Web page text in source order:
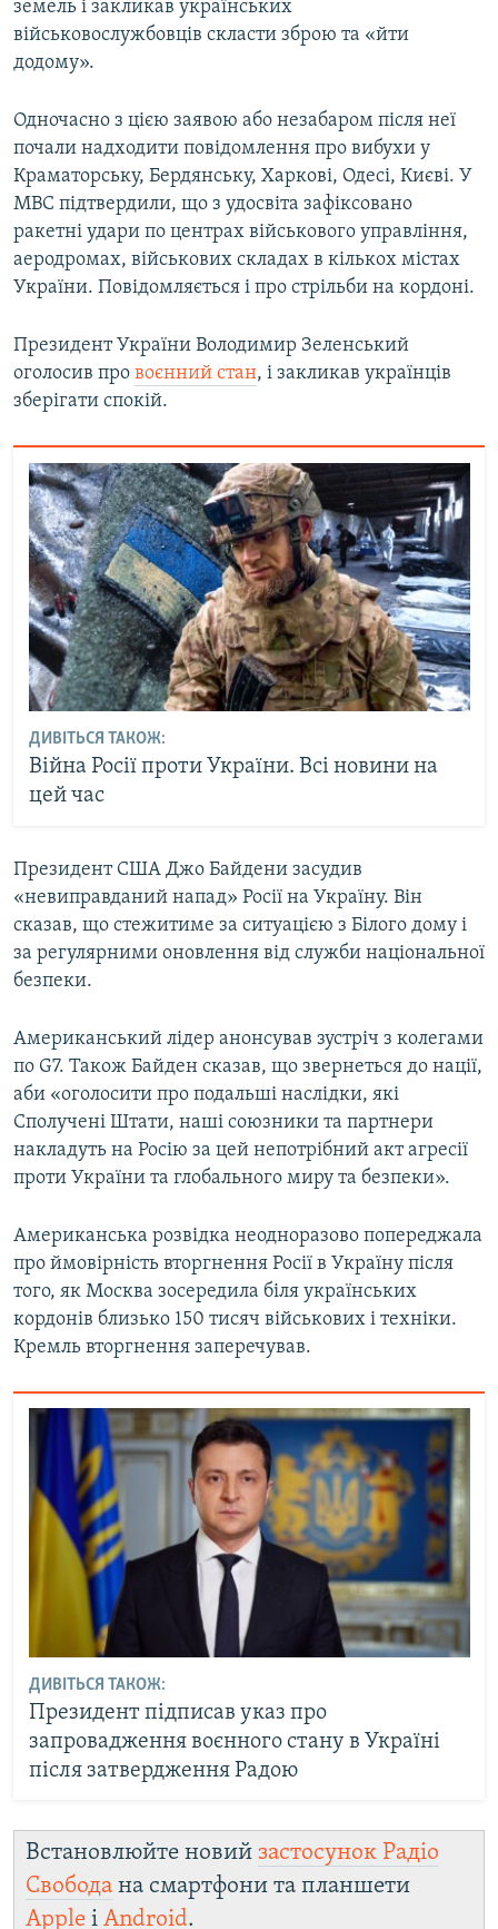
земель і закликав українських
військовослужбовців скласти зброю та «йти
додому».
Одночасно з цією заявою або незабаром після неї
почали надходити повідомлення про вибухи у
Краматорську, Бердянську, Харкові, Одесі, Києві. У
МВС підтвердили, що з удосвіта зафіксовано
ракетні удари по центрах військового управління,
аеродромах, військових складах в кількох містах
України. Повідомляється і про стрільби на кордоні.
Президент України Володимир Зеленський
оголосив про воєнний стан, і закликав українців
зберігати спокій.
ДИВІТЬСЯ ТАКОЖ:
Війна Росії проти України. Всі новини на
цей час
Президент США Джо Байдени засудив
«невиправданий напад» Росії на Україну. Він
сказав, що стежитиме за ситуацією з Білого дому і
за регулярними оновлення від служби національної
безпеки.
Американський лідер анонсував зустріч з колегами
по G7. Також Байден сказав, що звернеться до нації,
аби «оголосити про подальші наслідки, які
Сполучені Штати, наші союзники та партнери
накладуть на Росію за цей непотрібний акт агресії
проти України та глобального миру та безпеки».
Американська розвідка неодноразово попереджала
про ймовірність вторгнення Росії в Україну після
того, як Москва зосередила біля українських
кордонів близько 150 тисяч військових і техніки.
Кремль вторгнення заперечував.
ДИВІТЬСЯ ТАКОЖ:
Президент підписав указ про
запровадження воєнного стану в Україні
після затвердження Радою
Встановлюйте новий застосунок Радіо
Свобода на смартфони та планшети
Apple і Android.